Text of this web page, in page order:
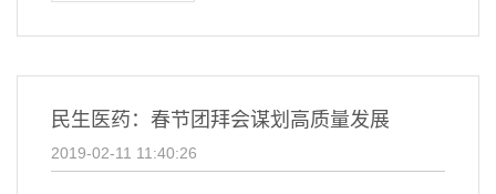
民生医药：春节团拜会谋划高质量发展
2019-02-11 11:40:26